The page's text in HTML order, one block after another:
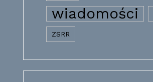
wiadomości
ZSRR